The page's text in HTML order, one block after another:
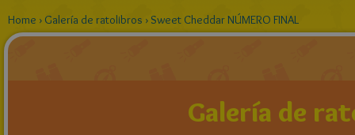
Home › Galería de ratolibros › Sweet Cheddar NÚMERO FINAL
Galería de